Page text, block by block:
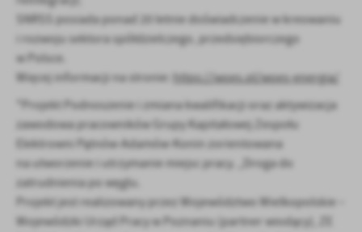
SNRSS posiada ponad 20 letnie doświadczenie w kreowaniu
i rozwoju sektora spółdzielczego, przedsiębiorczego
w Polsce.
Więcej informacji na stronie: https://woes.pl/woes-energia/
*Projekt Podnoszenie i zmiana kwalifikacji oraz aktywizacja
zawodowa pracowników Grupy Kapitałowej Zespołu
Elektrowni Pątnów-Adamów-Konin zorientowana
na utworzenie i utrzymanie miejsc pracy. „Droga do
zatrudnienia po węglu.
Projekt jest realizowany przez Województwo Wielkopolskie –
Wojewódzki Urząd Pracy w Poznaniu (partner wiodący), ZE